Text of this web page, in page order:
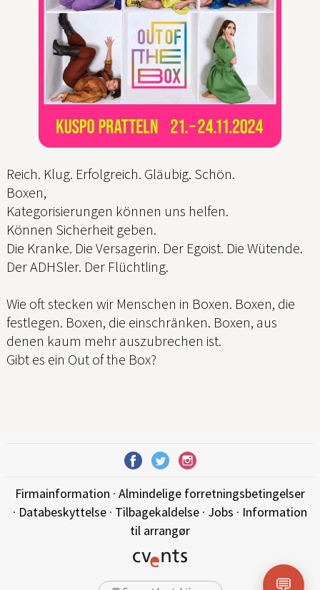
Reich. Klug. Erfolgreich. Gläubig. Schön.
Boxen,
Kategorisierungen können uns helfen.
Können Sicherheit geben.
Die Kranke. Die Versagerin. Der Egoist. Die Wütende.
Der ADHSler. Der Flüchtling.
Wie oft stecken wir Menschen in Boxen. Boxen, die
festlegen. Boxen, die einschränken. Boxen, aus
denen kaum mehr auszubrechen ist.
Gibt es ein Out of the Box?
Firmainformation · Almindelige forretningsbetingelser
· Databeskyttelse · Tilbagekaldelse · Jobs · Information
til arrangør
💬